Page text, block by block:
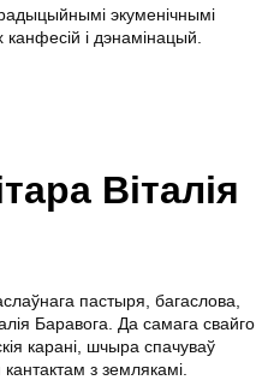
экуменічнымі
канфесій і дэнамінацый.
Віталія
пастыря, багаслова,
Баравога. Да самага свайго
карані, шчыра спачуваў
з землякамі.